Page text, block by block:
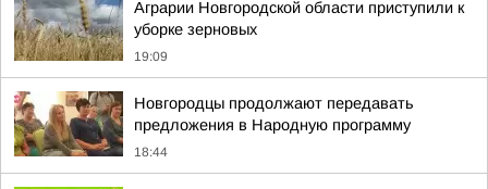
Аграрии Новгородской области приступили к
уборке зерновых
19:09
Новгородцы продолжают передавать
предложения в Народную программу
18:44